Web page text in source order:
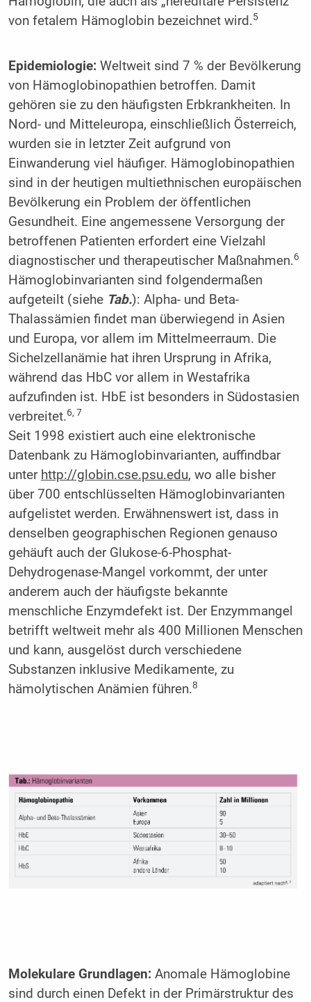
von fetalem Hämoglobin bezeichnet wird.5
Epidemiologie:Weltweit sind 7 % der Bevölkerung
von Hämoglobinopathien betroffen. Damit
gehören sie zu den häufigsten Erbkrankheiten. In
Nord- und Mitteleuropa, einschließlich Österreich,
wurden sie in letzter Zeit aufgrund von
Einwanderung viel häufiger. Hämoglobinopathien
sind in der heutigen multiethnischen europäischen
Bevölkerung ein Problem der öffentlichen
Gesundheit. Eine angemessene Versorgung der
betroffenen Patienten erfordert eine Vielzahl
diagnostischer und therapeutischer Maßnahmen.6
Hämoglobinvarianten sind folgendermaßen
aufgeteilt (siehe Tab.): Alpha- und Beta-
Thalassämien findet man überwiegend in Asien
und Europa, vor allem im Mittelmeerraum. Die
Sichelzellanämie hat ihren Ursprung in Afrika,
während das HbC vor allem in Westafrika
aufzufinden ist. HbE ist besonders in Südostasien
verbreitet.6, 7
Seit 1998 existiert auch eine elektronische
Datenbank zu Hämoglobinvarianten, auffindbar
unter http://globin.cse.psu.edu, wo alle bisher
über 700 entschlüsselten Hämoglobinvarianten
aufgelistet werden. Erwähnenswert ist, dass in
denselben geographischen Regionen genauso
gehäuft auch der Glukose-6-Phosphat-
Dehydrogenase-Mangel vorkommt, der unter
anderem auch der häufigste bekannte
menschliche Enzymdefekt ist. Der Enzymmangel
betrifft weltweit mehr als 400 Millionen Menschen
und kann, ausgelöst durch verschiedene
Substanzen inklusive Medikamente, zu
hämolytischen Anämien führen.8
Molekulare Grundlagen:Anomale Hämoglobine
sind durch einen Defekt in der Primärstruktur des